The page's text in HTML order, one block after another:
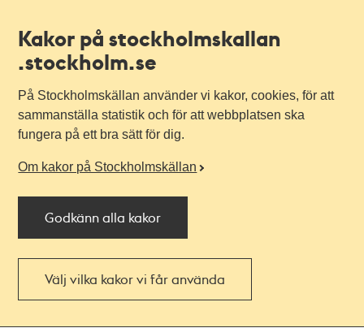
Kakor på stockholmskallan
.stockholm.se
På Stockholmskällan använder vi kakor, cookies, för att
sammanställa statistik och för att webbplatsen ska
fungera på ett bra sätt för dig.
Om kakor på Stockholmskällan
Godkänn alla kakor
Välj vilka kakor vi får använda